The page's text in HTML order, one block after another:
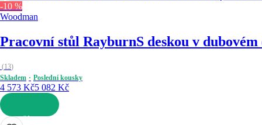
-10 %
Woodman
Pracovní stůl RayburnS deskou v
(13)
Skladem
Poslední kousky
4 573 Kč5 082 Kč
DO KOŠÍKU